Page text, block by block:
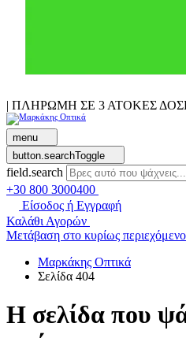
| ΠΛΗΡΩΜΗ ΣΕ 3 ΑΤΟΚΕΣ
menu
button.searchToggle
field.search
+30 800 3000400
Είσοδος ή Εγγραφή
Καλάθι Αγορών
Μετάβαση στο κυρίως περιεχόμενο
Μαρκάκης Οπτικά
Σελίδα 404
Η σελίδα που